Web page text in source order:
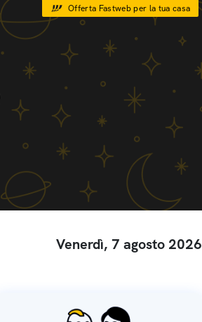
Offerta Fastweb per la tua casa
Venerdì, 7 agosto 2026